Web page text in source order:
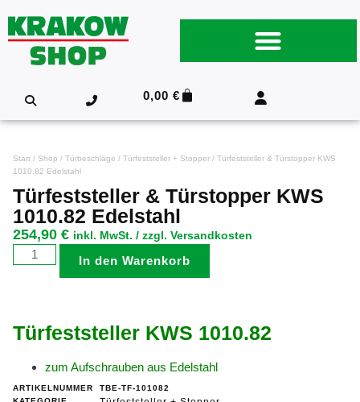
0,00€
Start / Shop / Türbeschläge / Türfeststeller + Stopper / Türfeststeller & Türstopper KWS
1010.82 Edelstahl
Türfeststeller & Türstopper KWS
1010.82 Edelstahl
254,90 € inkl. MwSt. / zzgl. Versandkosten
In den Warenkorb
Türfeststeller KWS 1010.82
zum Aufschrauben aus Edelstahl
ARTIKELNUMMER
TBE-TF-101082